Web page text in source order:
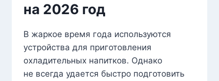
на 2026 год
В жаркое время года используются
устройства для приготовления
охладительных напитков. Однако
не всегда удается быстро подготовить